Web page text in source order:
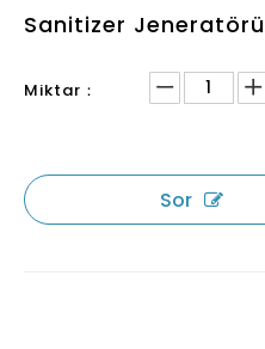
Sanitizer Jeneratörü
Miktar：
Sor